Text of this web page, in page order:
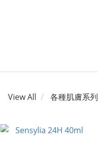
View All 各種肌膚系列